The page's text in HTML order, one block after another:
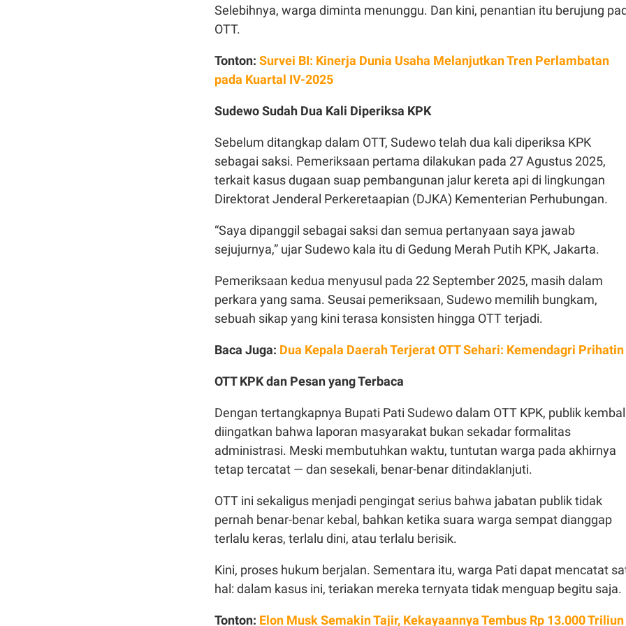
Selebihnya, warga diminta menunggu. Dan kini, penantian itu berujung
OTT.
Tonton: Survei BI: Kinerja Dunia Usaha Melanjutkan Tren Perlambatan
pada Kuartal IV-2025
Sudewo Sudah Dua Kali Diperiksa KPK
Sebelum ditangkap dalam OTT, Sudewo telah dua kali diperiksa KPK
sebagai saksi. Pemeriksaan pertama dilakukan pada 27 Agustus 2025,
terkait kasus dugaan suap pembangunan jalur kereta api di lingkungan
Direktorat Jenderal Perkeretaapian (DJKA) Kementerian Perhubungan.
“Saya dipanggil sebagai saksi dan semua pertanyaan saya jawab
sejujurnya,” ujar Sudewo kala itu di Gedung Merah Putih KPK, Jakarta.
Pemeriksaan kedua menyusul pada 22 September 2025, masih dalam
perkara yang sama. Seusai pemeriksaan, Sudewo memilih bungkam,
sebuah sikap yang kini terasa konsisten hingga OTT terjadi.
Baca Juga: Dua Kepala Daerah Terjerat OTT Sehari: Kemendagri Prihatin
OTT KPK dan Pesan yang Terbaca
Dengan tertangkapnya Bupati Pati Sudewo dalam OTT KPK, publik
diingatkan bahwa laporan masyarakat bukan sekadar formalitas
administrasi. Meski membutuhkan waktu, tuntutan warga pada akhirnya
tetap tercatat — dan sesekali, benar-benar ditindaklanjuti.
OTT ini sekaligus menjadi pengingat serius bahwa jabatan publik tidak
pernah benar-benar kebal, bahkan ketika suara warga sempat dianggap
terlalu keras, terlalu dini, atau terlalu berisik.
Kini, proses hukum berjalan. Sementara itu, warga Pati dapat mencatat
hal: dalam kasus ini, teriakan mereka ternyata tidak menguap begitu saja.
Tonton: Elon Musk Semakin Tajir, Kekayaannya Tembus Rp 13.000 Triliun